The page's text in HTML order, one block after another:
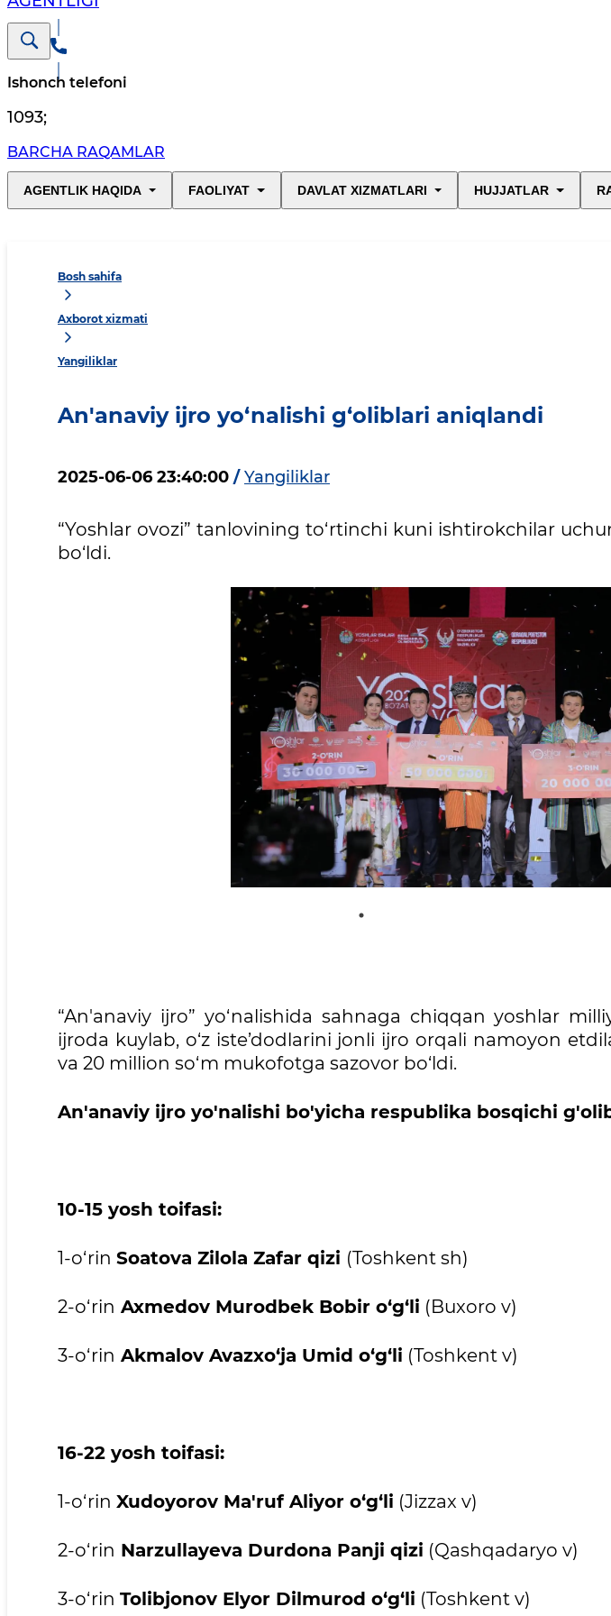
Ishonch telefoni
1093;
BARCHA RAQAMLAR
AGENTLIK HAQIDA FAOLIYAT DAVLAT XIZMATLARI HUJJATLAR
Bosh sahifa
Axborot xizmati
Yangiliklar
An'anaviy ijro yo‘nalishi g‘oliblari aniqlandi
2025-06-06 23:40:00 / Yangiliklar
“Yoshlar ovozi” tanlovining to‘rtinchi kuni ishtirokchilar
bo‘ldi.
“An'anaviy ijro” yo‘nalishida sahnaga chiqqan yoshlar
ijroda kuylab, o‘z iste’dodlarini jonli ijro orqali namoyon
va 20 million so‘m mukofotga sazovor bo‘ldi.
An'anaviy ijro yo'nalishi bo'yicha respublika bosqichi
10-15 yosh toifasi:
1-o‘rin Soatova Zilola Zafar qizi (Toshkent sh)
2-o‘rin Axmedov Murodbek Bobir o‘g‘li (Buxoro v)
3-o‘rin Akmalov Avazxo‘ja Umid o‘g‘li (Toshkent v)
16-22 yosh toifasi:
1-o‘rin Xudoyorov Ma'ruf Aliyor o‘g‘li (Jizzax v)
2-o‘rin Narzullayeva Durdona Panji qizi (Qashqadaryo v)
3-o‘rin Tolibjonov Elyor Dilmurod o‘g‘li (Toshkent v)